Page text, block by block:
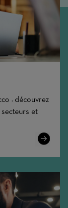
: découvrez
et
Learn